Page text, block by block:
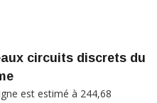
circuits discrets du
est estimé à 244,68